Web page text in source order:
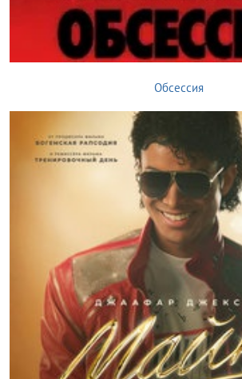
Обсессия